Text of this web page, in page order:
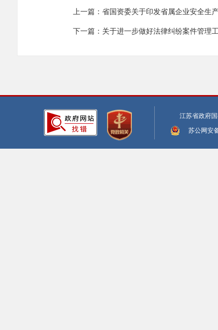
上一篇：省国资委关于印发省属企业安全生
下一篇：关于进一步做好法律纠纷案件管理
江苏省政府
苏公网安